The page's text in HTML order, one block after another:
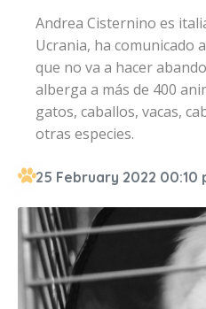
Andrea Cisternino es
Ucrania, ha comunicado
que no va a hacer
alberga a más de 400
gatos, caballos, vacas,
otras especies.
25 February 2022 00:10